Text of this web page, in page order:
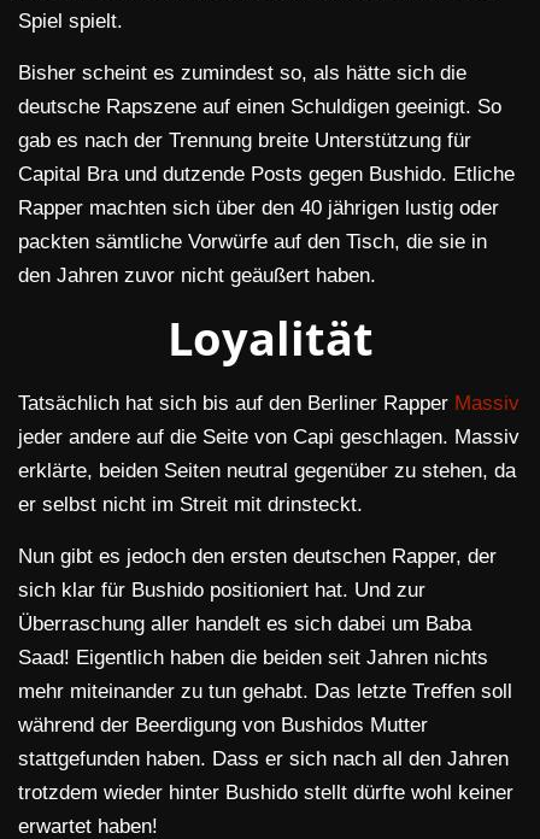
Spiel spielt.
Bisher scheint es zumindest so, als hätte sich die
deutsche Rapszene auf einen Schuldigen geeinigt. So
gab es nach der Trennung breite Unterstützung für
Capital Bra und dutzende Posts gegen Bushido. Etliche
Rapper machten sich über den 40 jährigen lustig oder
packten sämtliche Vorwürfe auf den Tisch, die sie in
den Jahren zuvor nicht geäußert haben.
Loyalität
Tatsächlich hat sich bis auf den Berliner Rapper Massiv
jeder andere auf die Seite von Capi geschlagen. Massiv
erklärte, beiden Seiten neutral gegenüber zu stehen, da
er selbst nicht im Streit mit drinsteckt.
Nun gibt es jedoch den ersten deutschen Rapper, der
sich klar für Bushido positioniert hat. Und zur
Überraschung aller handelt es sich dabei um Baba
Saad! Eigentlich haben die beiden seit Jahren nichts
mehr miteinander zu tun gehabt. Das letzte Treffen soll
während der Beerdigung von Bushidos Mutter
stattgefunden haben. Dass er sich nach all den Jahren
trotzdem wieder hinter Bushido stellt dürfte wohl keiner
erwartet haben!